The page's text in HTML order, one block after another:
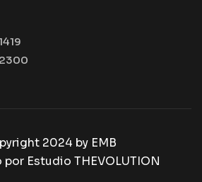
2024 by EMB
Estudio THEVOLUTION